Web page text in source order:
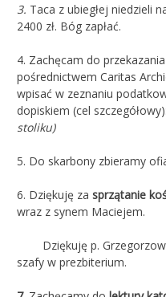
3. Taca z ubiegłej niedzieli
2400 zł. Bóg zapłać.
4. Zachęcam do
pośrednictwem Caritas
wpisać w zeznaniu
dopiskiem (cel szczegółowy):
stoliku)
5. Do skarbony zbieramy
6. Dziękuję za sprzątanie
wraz z synem Maciejem.
Dziękuję p.
szafy w prezbiterium.